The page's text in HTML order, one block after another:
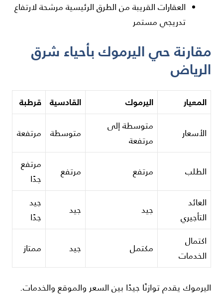
العقارات القريبة من الطرق الرئيسية مرشحة لارتفاع
تدريجي مستمر
مقارنة حي اليرموك بأحياء شرق
الرياض
المعيار اليرموك القادسية قرطبة
الأسعار
متوسطة إلى
مرتفعة
متوسطة مرتفعة
الطلب مرتفع مرتفع
مرتفع
جدًا
العائد
التأجيري
جيد جيد
جيد
جدًا
اكتمال
الخدمات
مكتمل جيد ممتاز
اليرموك يقدم توازنًا جيدًا بين السعر والموقع والخدمات.